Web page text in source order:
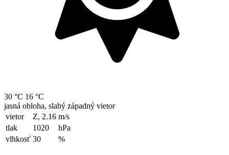
30 °C 16 °C
jasná obloha, slabý západný vietor
vietor
Z, 2.16 m/s
tlak
1020
hPa
vlhkosť 30 %